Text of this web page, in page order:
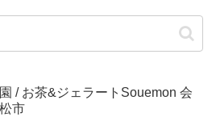
/ お茶&ジェラートSouemon 会
市